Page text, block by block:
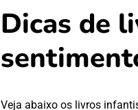
Dicas de
Veja abaixo os livros